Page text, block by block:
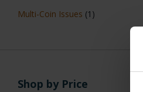
Multi-Coin Issues (1)
Shop by Price